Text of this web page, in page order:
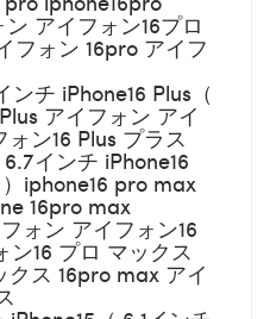
アイフォン16プロ
フォン 16pro アイフ
ンチ iPhone16 Plus（
アイフォン アイ
ン16 Plus プラス
インチ iPhone16
iphone16 pro max
16pro max
ォン アイフォン16
16 プロ マックス
クス 16pro max アイ